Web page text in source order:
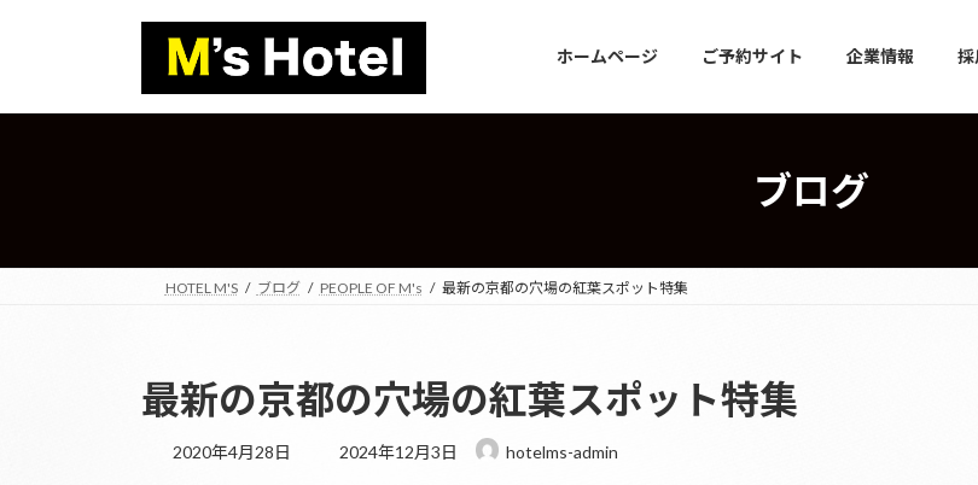
プ
動
ホームページ ご予約サイト 企業情報 採
ブログ
HOTEL M'S ブログ PEOPLE OF M's 最新の京都の穴場の紅葉スポット特集
最新の京都の穴場の紅葉スポット特集
2020年4月28日
最
2024年12月3日 hotelms-admin